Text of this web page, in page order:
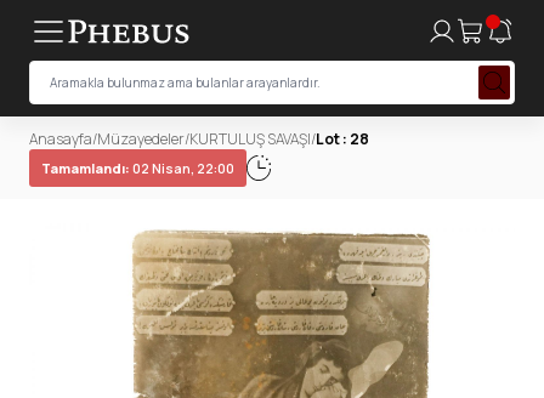
Anasayfa/Müzayedeler/KURTULUŞ SAVAŞI/Lot : 28
Tamamlandı: 02 Nisan, 22:00